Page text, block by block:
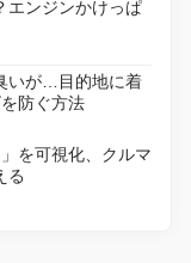
エンジンかけっぱ
いが…目的地に着
防ぐ方法
を可視化、クルマ
る